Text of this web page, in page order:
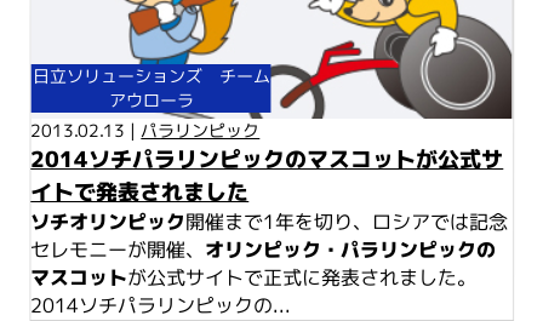
日立ソリューションズ チーム
アウローラ
2013.02.13 | パラリンピック
2014ソチパラリンピックのマスコットが公式サ
イトで発表されました
ソチオリンピック開催まで1年を切り、ロシアでは記念
セレモニーが開催、 オリンピック・パラリンピックの
マスコットが公式サイトで正式に発表されました。
2014ソチパラリンピックの...